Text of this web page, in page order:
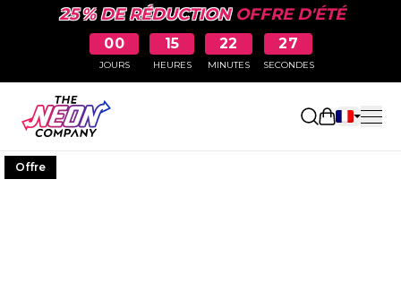
25 % DE RÉDUCTIONOFFRE D'ÉTÉ
00
JOURS
15
HEURES
22
MINUTES
26
SECONDES
Ouvrir le
Offre